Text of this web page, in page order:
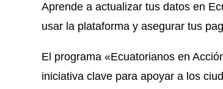
Aprende a actualizar tus datos en
usar la plataforma y asegurar tus
El programa «Ecuatorianos en
iniciativa clave para apoyar a los